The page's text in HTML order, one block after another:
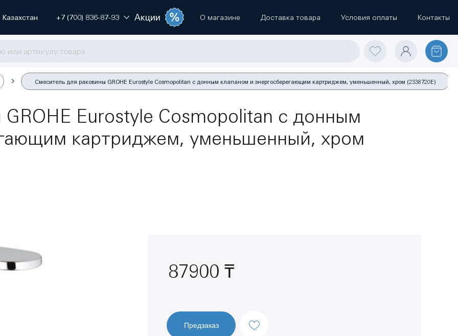
Казахстан +7 (700) 836-87-93 Акции О магазине Доставка товара Условия оплаты Контакты
Смеситель для раковины GROHE Eurostyle Cosmopolitan с донным клапаном и энергосберегающим картриджем, уменьшенный, хром (2338720E)
Eurostyle Cosmopolitan с донным
картриджем, уменьшенный, хром
87900 ₸
Предзаказ